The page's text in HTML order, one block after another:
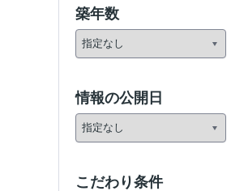
築年数
情報の公開日
こだわり条件